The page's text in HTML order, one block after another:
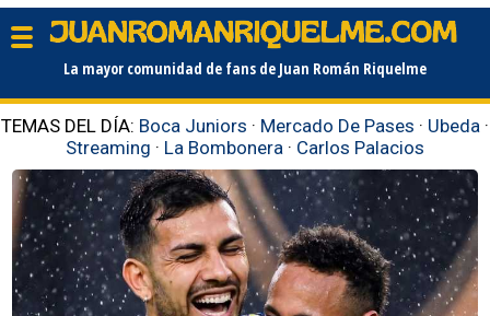
La mayor comunidad de fans de Juan Román Riquelme
TEMAS DEL DÍA: Boca Juniors · Mercado De Pases · Ubeda ·
Streaming · La Bombonera · Carlos Palacios